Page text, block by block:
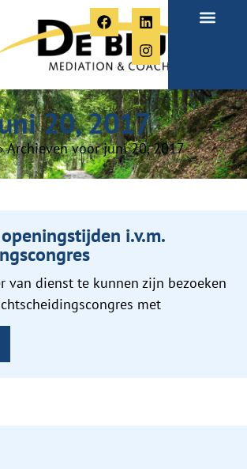
20, 2017
Archieven voor juni 20, 2017
i.v.m.
van dienst te kunnen zijn bezoeken
met